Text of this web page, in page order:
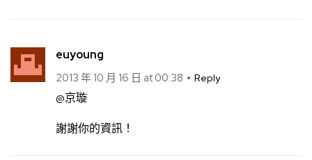
euyoung
2013 年 10 月 16 日 at 00:38 Reply
@京璇
謝謝你的資訊！